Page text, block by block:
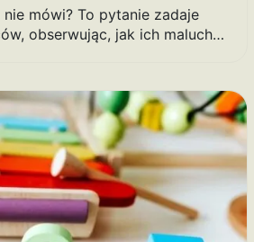
mówi? To pytanie zadaje
obserwując, jak ich maluch…